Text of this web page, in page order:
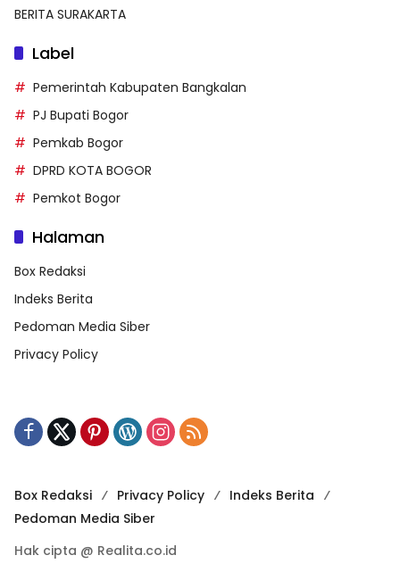
BERITA SURAKARTA
Label
Pemerintah Kabupaten Bangkalan
PJ Bupati Bogor
Pemkab Bogor
DPRD KOTA BOGOR
Pemkot Bogor
Halaman
Box Redaksi
Indeks Berita
Pedoman Media Siber
Privacy Policy
Box Redaksi Privacy Policy
Indeks Berita
Pedoman Media Siber
Hak cipta @ Realita.co.id